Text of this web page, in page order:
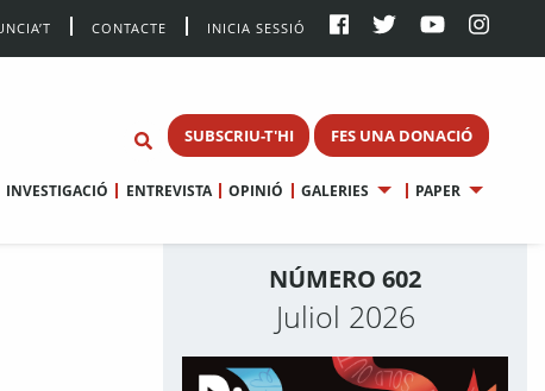
CONTACTE INICIA SESSIÓ
SUBSCRIU-T'HI FES UNA DONACIÓ
INVESTIGACIÓ ENTREVISTA OPINIÓ GALERIES PAPER
NÚMERO 602
Juliol 2026